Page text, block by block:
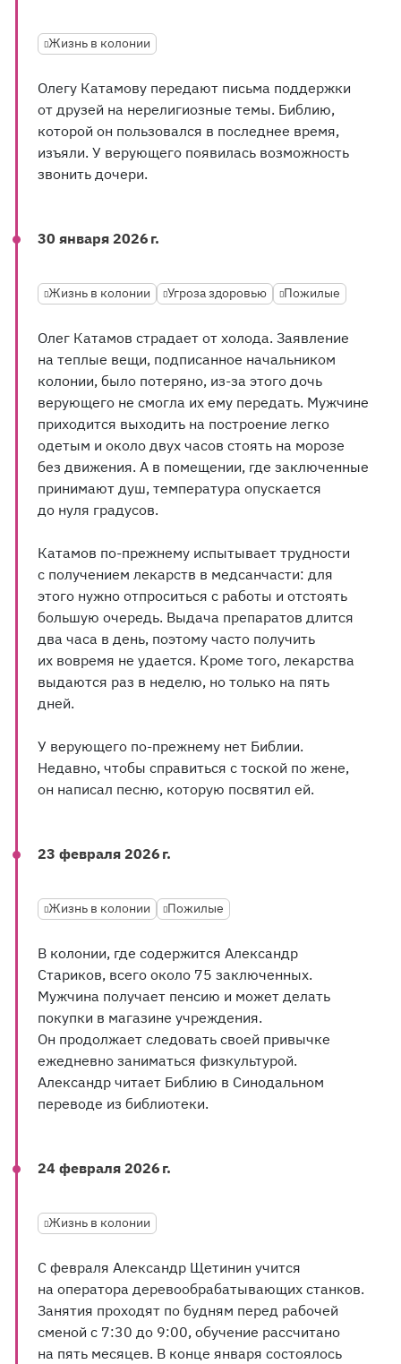
Жизнь в колонии
Олегу Катамову передают письма поддержки
от друзей на нерелигиозные темы. Библию,
которой он пользовался в последнее время,
изъяли. У верующего появилась возможность
звонить дочери.
30 января 2026 г.
Жизнь в колонии Угроза здоровью Пожилые
Олег Катамов страдает от холода. Заявление
на теплые вещи, подписанное начальником
колонии, было потеряно, из-за этого дочь
верующего не смогла их ему передать. Мужчине
приходится выходить на построение легко
одетым и около двух часов стоять на морозе
без движения. А в помещении, где заключенные
принимают душ, температура опускается
до нуля градусов.
Катамов по-прежнему испытывает трудности
с получением лекарств в медсанчасти: для
этого нужно отпроситься с работы и отстоять
большую очередь. Выдача препаратов длится
два часа в день, поэтому часто получить
их вовремя не удается. Кроме того, лекарства
выдаются раз в неделю, но только на пять
дней.
У верующего по-прежнему нет Библии.
Недавно, чтобы справиться с тоской по жене,
он написал песню, которую посвятил ей.
23 февраля 2026 г.
Жизнь в колонии Пожилые
В колонии, где содержится Александр
Стариков, всего около 75 заключенных.
Мужчина получает пенсию и может делать
покупки в магазине учреждения.
Он продолжает следовать своей привычке
ежедневно заниматься физкультурой.
Александр читает Библию в Синодальном
переводе из библиотеки.
24 февраля 2026 г.
Жизнь в колонии
С февраля Александр Щетинин учится
на оператора деревообрабатывающих станков.
Занятия проходят по будням перед рабочей
сменой с 7:30 до 9:00, обучение рассчитано
на пять месяцев. В конце января состоялось